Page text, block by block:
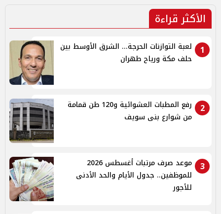
الأكثر قراءة
1
لعبة التوازنات الحرجة... الشرق الأوسط بين
حلف مكة ورياح طهران
2
رفع المطبات العشوائية و120 طن قمامة
من شوارع بنى سويف
3
موعد صرف مرتبات أغسطس 2026
للموظفين.. جدول الأيام والحد الأدنى
للأجور